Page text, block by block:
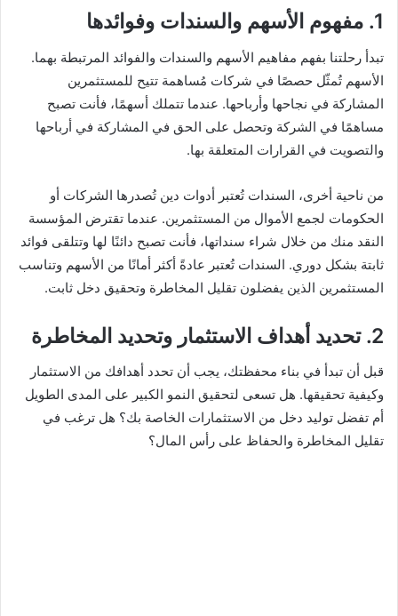
1. مفهوم الأسهم والسندات وفوائدها
تبدأ رحلتنا بفهم مفاهيم الأسهم والسندات والفوائد المرتبطة بهما.
الأسهم تُمثّل حصصًا في شركات مُساهمة تتيح للمستثمرين
المشاركة في نجاحها وأرباحها. عندما تتملك أسهمًا، فأنت تصبح
مساهمًا في الشركة وتحصل على الحق في المشاركة في أرباحها
والتصويت في القرارات المتعلقة بها.
من ناحية أخرى، السندات تُعتبر أدوات دين تُصدرها الشركات أو
الحكومات لجمع الأموال من المستثمرين. عندما تقترض المؤسسة
النقد منك من خلال شراء سنداتها، فأنت تصبح دائنًا لها وتتلقى فوائد
ثابتة بشكل دوري. السندات تُعتبر عادةً أكثر أمانًا من الأسهم وتناسب
المستثمرين الذين يفضلون تقليل المخاطرة وتحقيق دخل ثابت.
2. تحديد أهداف الاستثمار وتحديد المخاطرة
قبل أن تبدأ في بناء محفظتك، يجب أن تحدد أهدافك من الاستثمار
وكيفية تحقيقها. هل تسعى لتحقيق النمو الكبير على المدى الطويل
أم تفضل توليد دخل من الاستثمارات الخاصة بك؟ هل ترغب في
تقليل المخاطرة والحفاظ على رأس المال؟